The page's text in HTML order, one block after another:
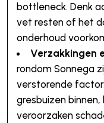
bottleneck. Denk
vet resten of het
onderhoud
Verzakkingen
rondom Sonnega
verstorende
gresbuizen
veroorzaken